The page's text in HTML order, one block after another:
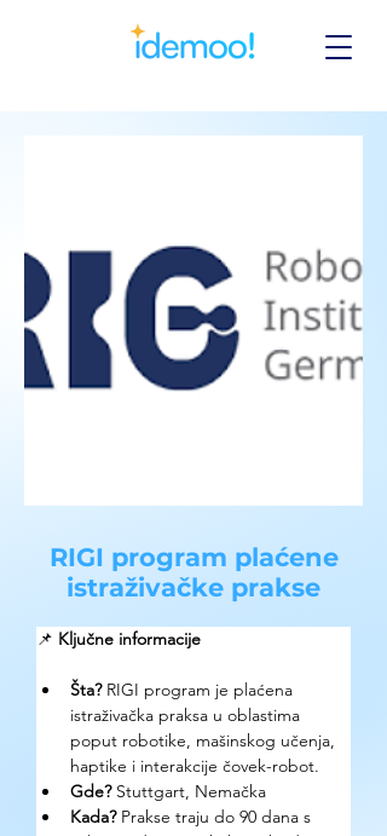
RIGI program plaćene
istraživačke prakse
📌 Ključne informacije
Šta? RIGI program je plaćena
istraživačka praksa u oblastima
poput robotike, mašinskog učenja,
haptike i interakcije čovek-robot.
Gde? Stuttgart, Nemačka
Kada? Prakse traju do 90 dana s